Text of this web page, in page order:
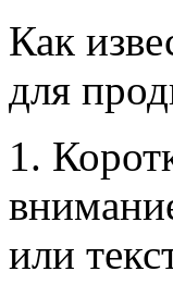
Как
для
1.
или